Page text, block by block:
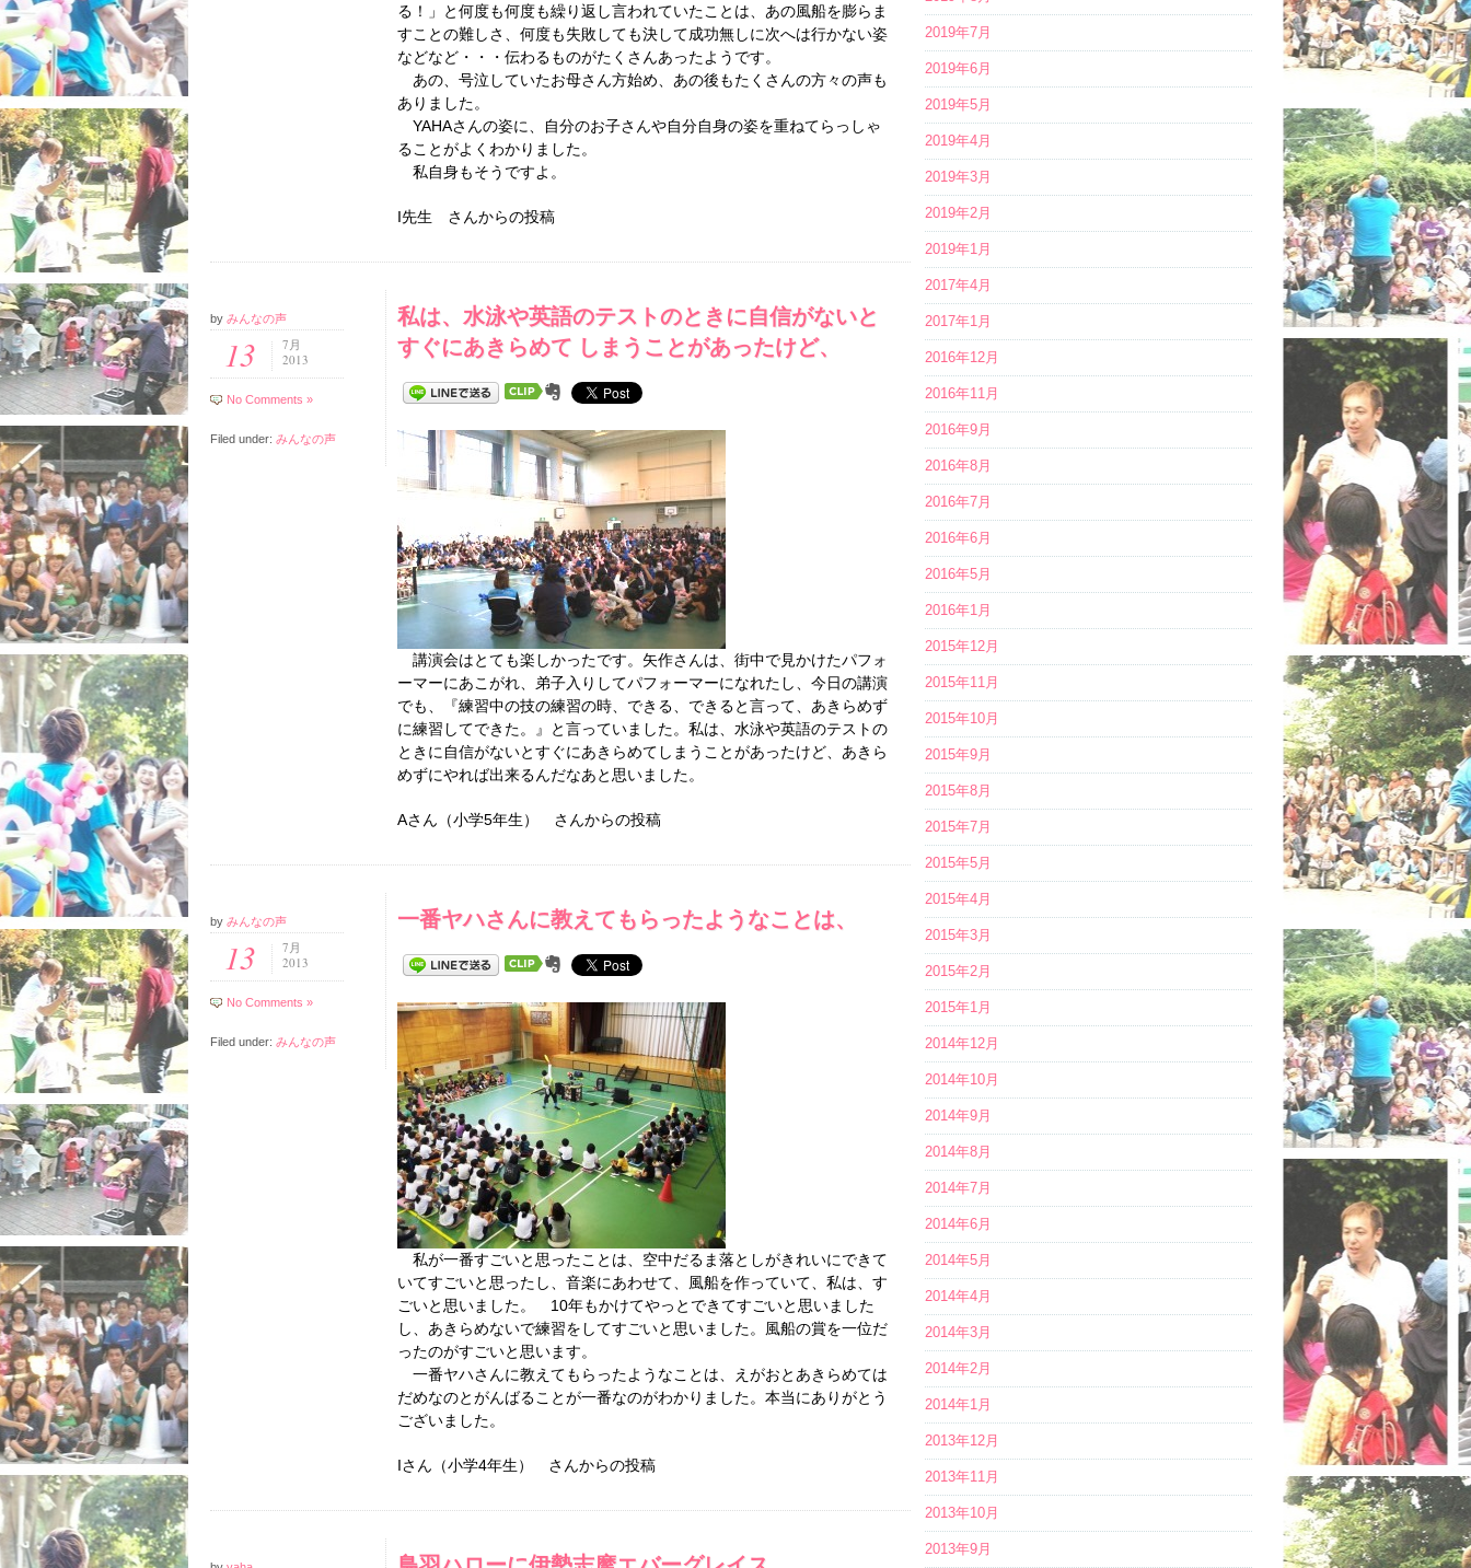
る！」と何度も何度も繰り返し言われていたことは、あの風船を膨らま
すことの難しさ、何度も失敗しても決して成功無しに次へは行かない姿
などなど・・・伝わるものがたくさんあったようです。
あの、号泣していたお母さん方始め、あの後もたくさんの方々の声も
ありました。
YAHAさんの姿に、自分のお子さんや自分自身の姿を重ねてらっしゃ
ることがよくわかりました。
私自身もそうですよ。
I先生 さんからの投稿
by みんなの声
13
7月
2013
No Comments »
Filed under: みんなの声
私は、水泳や英語のテストのときに自信がないと
すぐにあきらめて しまうことがあったけど、
講演会はとても楽しかったです。矢作さんは、街中で見かけたパフォ
ーマーにあこがれ、弟子入りしてパフォーマーになれたし、今日の講演
でも、『練習中の技の練習の時、できる、できると言って、あきらめず
に練習してできた。』と言っていました。私は、水泳や英語のテストの
ときに自信がないとすぐにあきらめてしまうことがあったけど、あきら
めずにやれば出来るんだなあと思いました。
Aさん（小学5年生） さんからの投稿
by みんなの声
13
7月
2013
No Comments »
Filed under: みんなの声
一番ヤハさんに教えてもらったようなことは、
私が一番すごいと思ったことは、空中だるま落としがきれいにできて
いてすごいと思ったし、音楽にあわせて、風船を作っていて、私は、す
ごいと思いました。 10年もかけてやっとできてすごいと思いました
し、あきらめないで練習をしてすごいと思いました。風船の賞を一位だ
ったのがすごいと思います。
一番ヤハさんに教えてもらったようなことは、えがおとあきらめては
だめなのとがんばることが一番なのがわかりました。本当にありがとう
ございました。
Iさん（小学4年生） さんからの投稿
2019年7月
2019年6月
2019年5月
2019年4月
2019年3月
2019年2月
2019年1月
2017年4月
2017年1月
2016年12月
2016年11月
2016年9月
2016年8月
2016年7月
2016年6月
2016年5月
2016年1月
2015年12月
2015年11月
2015年10月
2015年9月
2015年8月
2015年7月
2015年5月
2015年4月
2015年3月
2015年2月
2015年1月
2014年12月
2014年10月
2014年9月
2014年8月
2014年7月
2014年6月
2014年5月
2014年4月
2014年3月
2014年2月
2014年1月
2013年12月
2013年11月
2013年10月
2013年9月